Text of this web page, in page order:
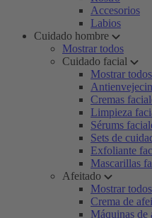
Accesorios
Labios
Cuidado hombre
Mostrar todos
Cuidado facial
Mostrar todos
Cremas
Limpieza
Sérums
Sets de
Exfoliante
Mascarillas
Afeitado
Mostrar todos
Crema de
Máquinas de